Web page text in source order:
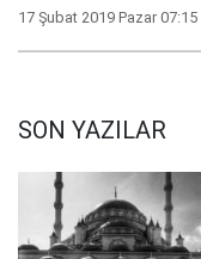
17 Şubat 2019 Pazar 07:15
SON YAZILAR